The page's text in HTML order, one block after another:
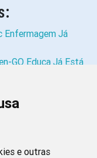
e outras
Enfermagem Já
GO Educa Já Está
Conselhos
em…